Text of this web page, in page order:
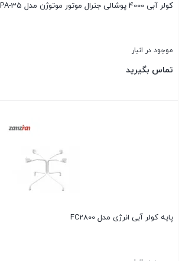
کولر آبی 4000 پوشالی جنرال موتور موتوژن مدل PA-35
موجود در انبار
تماس بگیرید
پايه كولر آبی انرژی مدل FC2800